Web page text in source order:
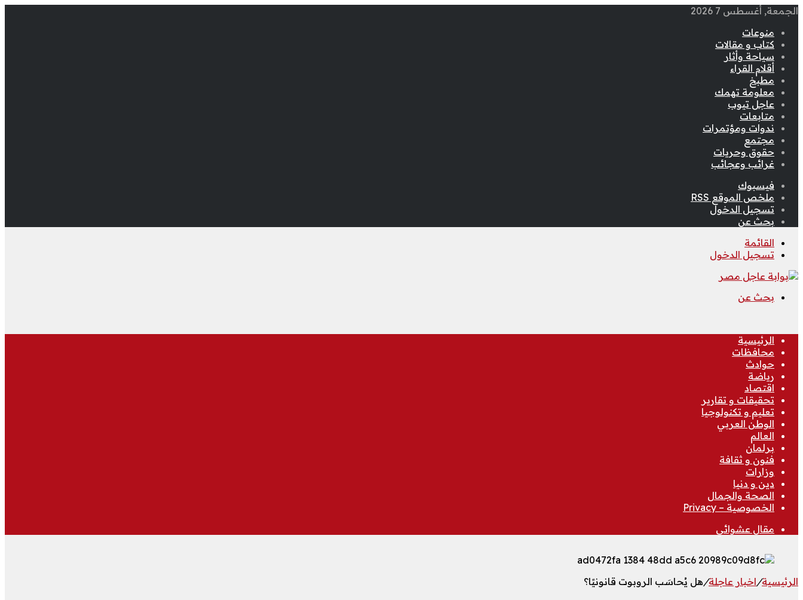
الجمعة, أغسطس 7 2026
منوعات
كتاب و مقالات
سياحة وأثار
أقلام القراء
مطبخ
معلومة تهمك
عاجل تيوب
متابعات
ندوات ومؤتمرات
مجتمع
حقوق وحريات
غرائب وعجائب
فيسبوك
ملخص الموقع RSS
تسجيل الدخول
بحث عن
القائمة
تسجيل الدخول
بحث عن
الرئيسية
محافظات
حوادث
رياضة
اقتصاد
تحقيقات و تقارير
تعليم و تكنولوجيا
الوطن العربي
العالم
برلمان
فنون و ثقافة
وزارات
دين و دنيا
الصحة والجمال
الخصوصية – Privacy
مقال عشوائي
الرئيسية/اخبار عاجلة/هل يُحاسَب الروبوت قانونيًا؟